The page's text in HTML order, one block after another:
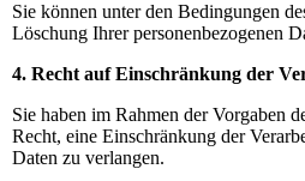
Sie können unter den Bedingungen
Löschung Ihrer personenbezogenen
4. Recht auf Einschränkung der
Sie haben im Rahmen der Vorgaben
Recht, eine Einschränkung der
Daten zu verlangen.